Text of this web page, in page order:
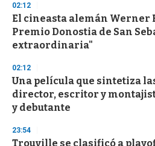
d
s
o
f
3
s
e
c
o
n
d
02:12
El cineasta alemán Werner
Premio Donostia de San
extraordinaria"
02:12
Una película que sintetiza
director, escritor y
y debutante
23:54
Trouville se clasificó a